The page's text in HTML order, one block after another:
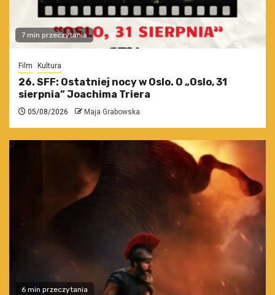
7 min przeczytania
Film Kultura
26. SFF: Ostatniej nocy w Oslo. O „Oslo, 31
sierpnia” Joachima Triera
05/08/2026 Maja Grabowska
6 min przeczytania